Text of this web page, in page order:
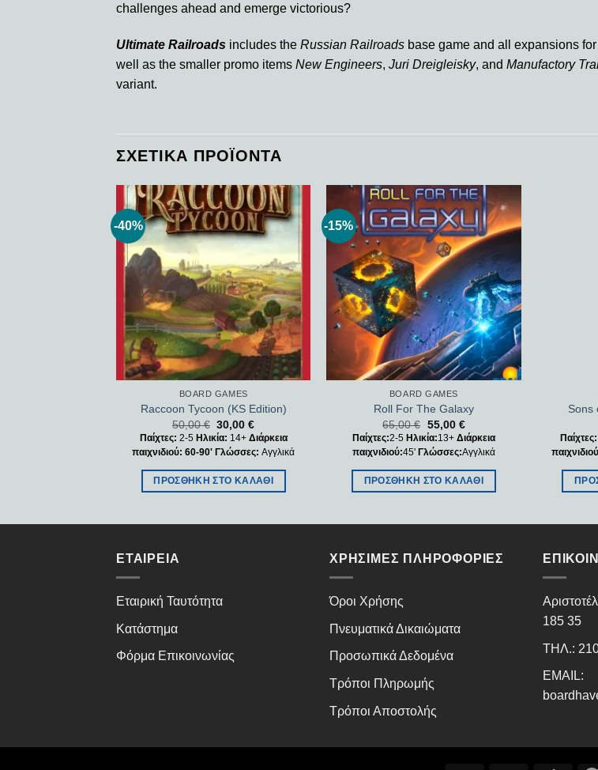
challenges ahead and emerge victorious?
Ultimate Railroads includes the Russian Railroads base game and all expansions
well as the smaller promo items New Engineers, Juri Dreigleisky, and Manufactory
variant.
ΣΧΕΤΙΚΆ ΠΡΟΪΌΝΤΑ
-40%
wishlist
BOARD GAMES
Raccoon Tycoon (KS Edition)
50,00€ 30,00€
Παίχτες: 2-5 Ηλικία: 14+ Διάρκεια
παιχνιδιού: 60-90' Γλώσσες:Αγγλικά
ΠΡΟΣΘΉΚΗ ΣΤΟ ΚΑΛΆΘΙ
-15%
Add to
wishlist
BOARD GAMES
Roll For The Galaxy
65,00€ 55,00 €
Παίχτες:2-5 Ηλικία:13+ Διάρκεια
παιχνιδιού:45' Γλώσσες:Αγγλικά
ΠΡΟΣΘΉΚΗ ΣΤΟ ΚΑΛΆΘΙ
Sons
ΕΤΑΙΡΕΊΑ
Εταιρική Ταυτότητα
Κατάστημα
Φόρμα Επικοινωνίας
ΧΡΉΣΙΜΕΣ ΠΛΗΡΟΦΟΡΊΕΣ
Όροι Χρήσης
Πνευματικά Δικαιώματα
Προσωπικά Δεδομένα
Τρόποι Πληρωμής
Τρόποι Αποστολής
185 35
ΤΗΛ.:
EMAIL: